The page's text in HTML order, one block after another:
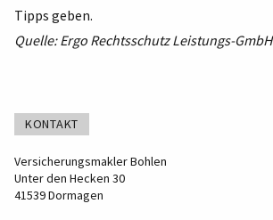
Tipps geben.
Quelle: Ergo Rechtsschutz Leistungs-GmbH
KONTAKT
Versicherungsmakler Bohlen
Unter den Hecken 30
41539 Dormagen